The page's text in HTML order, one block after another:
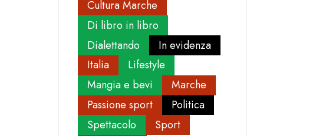
Cultura Marche
Di libro in libro
Dialettando
In evidenza
Italia
Lifestyle
Mangia e bevi
Marche
Passione sport
Politica
Spettacolo
Sport